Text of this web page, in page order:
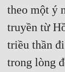
Huyền Ảo
Hài Hước
theo một ý
truyền từ
triều thần
trong lòng